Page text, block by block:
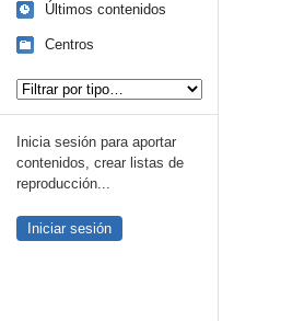
Últimos contenidos
Centros
Inicia sesión para aportar
contenidos, crear listas de
reproducción...
Iniciar sesión